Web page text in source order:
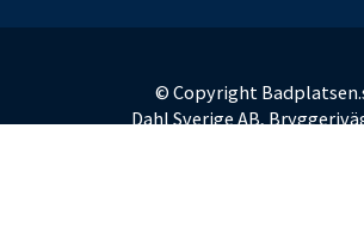
© Copyright
Dahl Sverige AB,